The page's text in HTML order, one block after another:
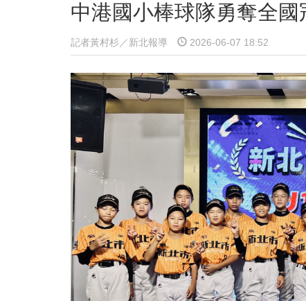
中港國小棒球隊勇奪全
記者黃村杉／新北報導 2026-06-07 18:52